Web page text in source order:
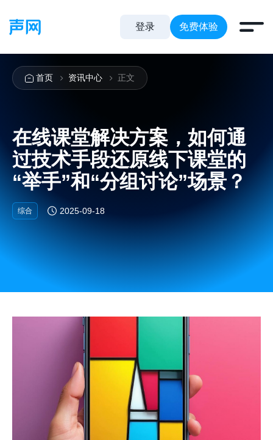
登录 免费体验
首页 资讯中心 正文
在线课堂解决方案，如何通
过技术手段还原线下课堂的
“举手”和“分组讨论”场景？
综合 2025-09-18